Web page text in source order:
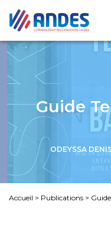
Guide
ODEYSSA
Accueil > Publications >